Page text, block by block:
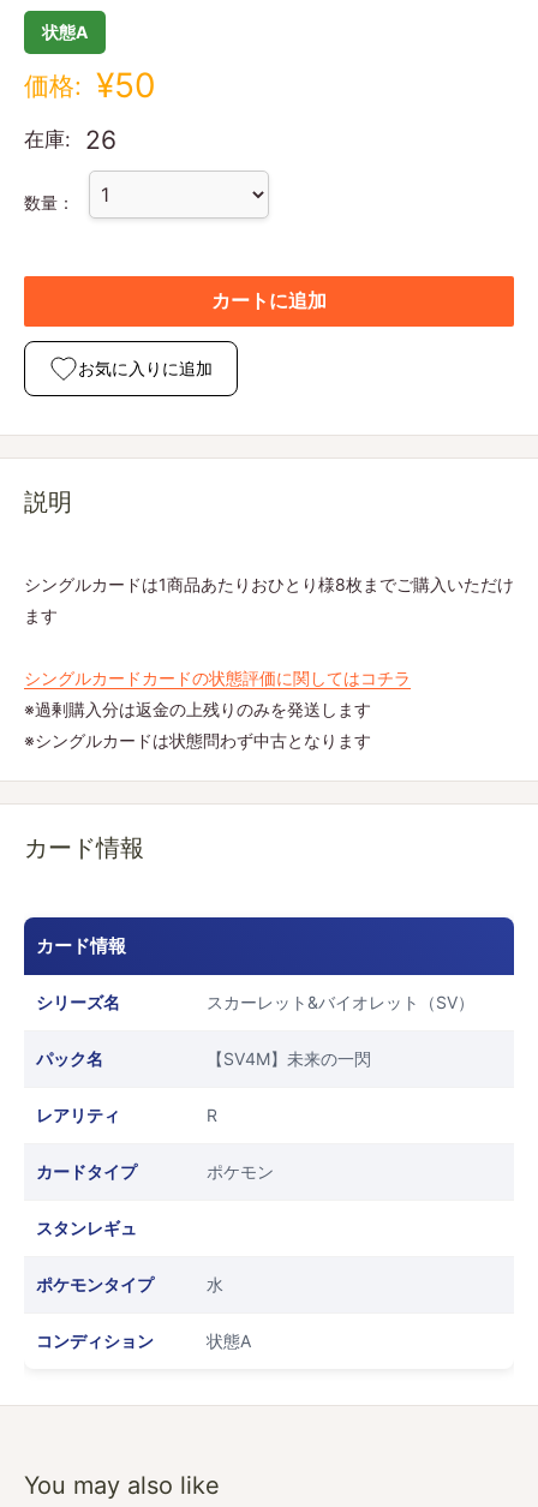
状態A
価格: ¥50
在庫: 26
数量：
カートに追加
お気に入りに追加
説明
シングルカードは1商品あたりおひとり様8枚までご購入いただけ
ます
シングルカードカードの状態評価に関してはコチラ
※過剰購入分は返金の上残りのみを発送します
※シングルカードは状態問わず中古となります
カード情報
カード情報
シリーズ名 スカーレット&バイオレット（SV）
パック名 【SV4M】未来の一閃
レアリティ R
カードタイプ ポケモン
スタンレギュ
ポケモンタイプ 水
コンディション 状態A
You may also like